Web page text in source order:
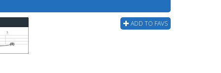
ADD TO FAVS